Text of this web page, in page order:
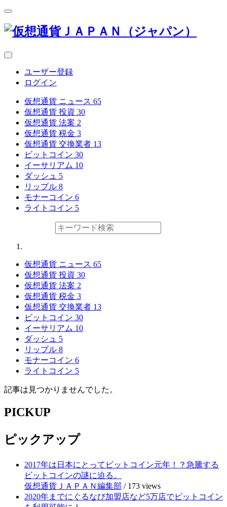
ユーザー登録
ログイン
仮想通貨 ニュース 65
仮想通貨 投資 30
仮想通貨 法案 2
仮想通貨 税金 3
仮想通貨 交換業者 13
ビットコイン 30
イーサリアム 10
ダッシュ 5
リップル 8
モナーコイン 6
ライトコイン 5
仮想通貨 ニュース 65
仮想通貨 投資 30
仮想通貨 法案 2
仮想通貨 税金 3
仮想通貨 交換業者 13
ビットコイン 30
イーサリアム 10
ダッシュ 5
リップル 8
モナーコイン 6
ライトコイン 5
記事は見つかりませんでした。
PICKUP
ピックアップ
2017年は日本にとってビットコイン元年！？急騰する
ビットコインの謎に迫る。
仮想通貨ＪＡＰＡＮ編集部 / 173 views
2020年までにぐるなび加盟店など5万店でビットコイン